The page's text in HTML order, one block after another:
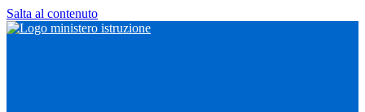
Salta al contenuto